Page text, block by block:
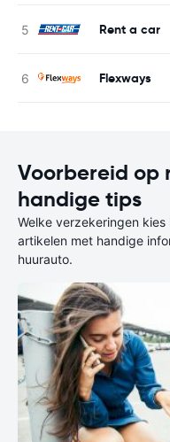
Rent a car
Flexways
Voorbereid op
handige tips
Welke verzekeringen
artikelen met handige
huurauto.